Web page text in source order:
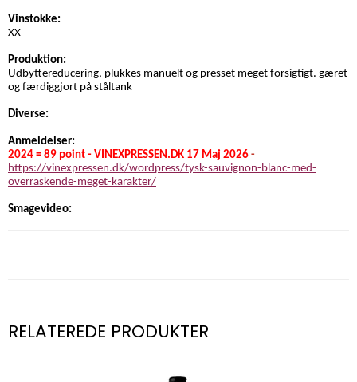
Vinstokke:
XX
Produktion:
Udbyttereducering, plukkes manuelt og presset meget forsigtigt. gæret
og færdiggjort på ståltank
Diverse:
Anmeldelser:
2024 = 89 point - VINEXPRESSEN.DK 17 Maj 2026 -
https://vinexpressen.dk/wordpress/tysk-sauvignon-blanc-med-
overraskende-meget-karakter/
Smagevideo:
RELATEREDE PRODUKTER